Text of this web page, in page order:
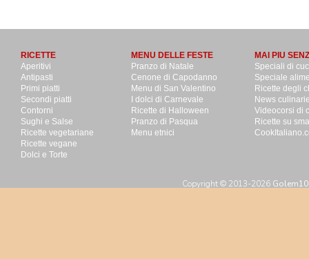
RICETTE
Aperitivi
Antipasti
Primi piatti
Secondi piatti
Contorni
Sughi e Salse
Ricette vegetariane
Ricette vegane
Dolci e Torte
MENU DELLE FESTE
Pranzo di Natale
Cenone di Capodanno
Menu di San Valentino
I dolci di Carnevale
Ricette di Halloween
Pranzo di Pasqua
Menu etnici
MAI PIU
Speciali di
Speciale
Ricette degli
News
Videocorsi di
Ricette su
Copyright © 2013-2026